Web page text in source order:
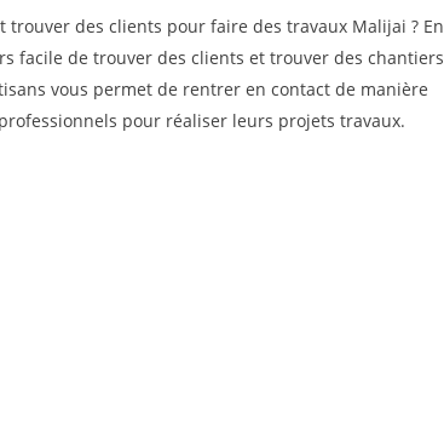
des clients pour faire des travaux Malijai ? En
facile de trouver des clients et trouver des chantiers
vous permet de rentrer en contact de manière
pour réaliser leurs projets travaux.